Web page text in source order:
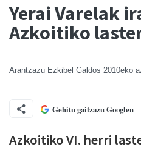
Yerai Varelak
Azkoitiko
Arantzazu Ezkibel Galdos 2010eko
Gehitu gaitzazu Googlen
Azkoitiko VI. herri